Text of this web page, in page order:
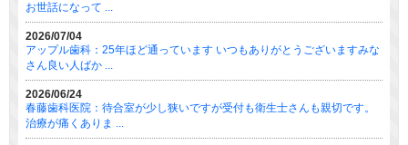
お世話になって ...
2026/07/04
アップル歯科：25年ほど通っています いつもありがとうございますみな
さん良い人ばか ...
2026/06/24
春藤歯科医院：待合室が少し狭いですが受付も衛生士さんも親切です。
治療が痛くありま ...